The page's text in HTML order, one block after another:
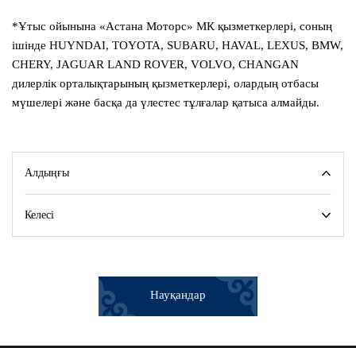
*Ұтыс ойынына «Астана Моторс» МК қызметкерлері, соның
ішінде HUYNDAI, TOYOTA, SUBARU, HAVAL, LEXUS, BMW,
CHERY, JAGUAR LAND ROVER, VOLVO, CHANGAN
дилерлік орталықтарының қызметкерлері, олардың отбасы
мүшелері және басқа да үлестес тұлғалар қатыса алмайды.
Алдыңғы
Келесі
Науқандар